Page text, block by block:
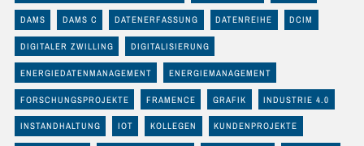
DAMS DAMS C DATENERFASSUNG DATENREIHE DCIM
DIGITALER ZWILLING DIGITALISIERUNG
ENERGIEDATENMANAGEMENT ENERGIEMANAGEMENT
FORSCHUNGSPROJEKTE FRAMENCE GRAFIK INDUSTRIE 4.0
INSTANDHALTUNG IOT KOLLEGEN KUNDENPROJEKTE